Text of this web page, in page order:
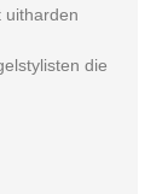
uitharden
die